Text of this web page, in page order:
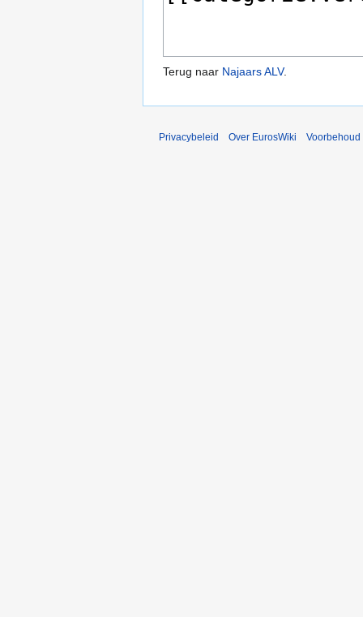
Terug naar Najaars ALV.
Privacybeleid Over EurosWiki Voorbehoud